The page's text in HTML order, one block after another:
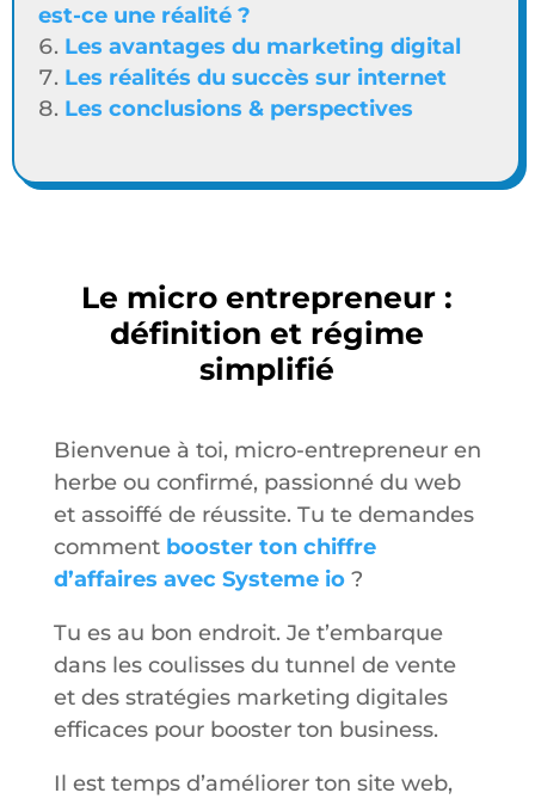
est-ce une réalité ?
Les avantages du marketing digital
Les réalités du succès sur internet
Les conclusions & perspectives
Le micro entrepreneur :
définition et régime
simplifié
Bienvenue à toi, micro-entrepreneur en
herbe ou confirmé, passionné du web
et assoiffé de réussite. Tu te demandes
comment booster ton chiffre
d’affaires avec Systeme io?
Tu es au bon endroit. Je t’embarque
dans les coulisses du tunnel de vente
et des stratégies marketing digitales
efficaces pour booster ton business.
Il est temps d’améliorer ton site web,